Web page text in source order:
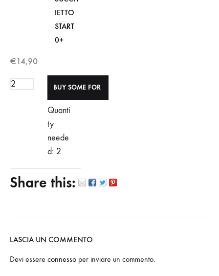
IETTO
START
0+
€14,90
Quanti
ty
neede
d: 2
Share this:
LASCIA UN COMMENTO
Devi essere connesso per inviare un commento.